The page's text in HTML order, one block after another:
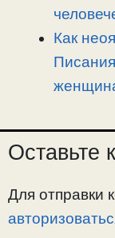
Как
Оставьте
Для отправки